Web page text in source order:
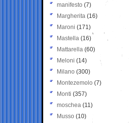
manifesto (7)
Margherita (16)
Maroni (171)
Mastella (16)
Mattarella (60)
Meloni (14)
Milano (300)
Montezemolo (7)
Monti (357)
moschea (11)
Musso (10)